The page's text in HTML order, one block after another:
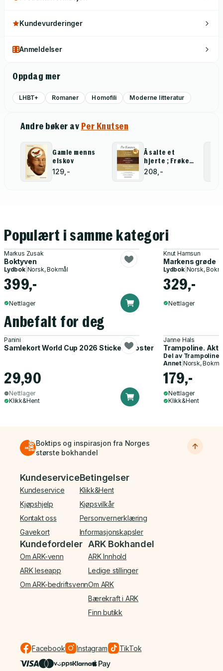
Kundevurderinger
Anmeldelser
Oppdag mer
LHBT+ Romaner Homofili Moderne litteratur
Andre bøker av Per Knutsen
Gamle menns
elskov
129,-
Å salte et
hjerte ; Frøken
Markussens
rykte ; Gamle
208,-
Populært i samme kategori
Markus Zusak
Boktyven
Lydbok| Norsk, Bokmål
399,-
Nettlager
Knut Hamsun
Markens grøde
Lydbok| Norsk,
329,-
Nettlager
Anbefalt for deg
Panini
Samlekort World Cup 2026 Sticker Booster
29,90
Nettlager
Klikk&Hent
Janne Hals
Trampoline.
Del av Trampoline
Annet| Norsk,
179,-
Nettlager
Klikk&Hent
Boktips og inspirasjon fra Norges
største bokhandel
Bunnmeny
Kundeservice
Kundeservice
Kjøpshjelp
Kontakt oss
Gavekort
Betingelser
Klikk&Hent
Kjøpsvilkår
Personvernerklæring
Informasjonskapsler
Kundefordeler
Om ARK-venn
ARK leseapp
Om ARK-bedriftsvenn
ARK Bokhandel
ARK Innhold
Ledige stillinger
Om ARK
Bærekraft i ARK
Finn butikk
Facebook Instagram TikTok